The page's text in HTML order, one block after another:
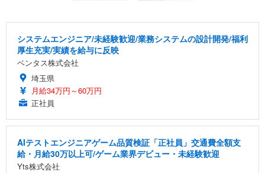
システムエンジニア/未経験歓迎/業務システムの設計開発/福利
厚生充実/実績を給与に反映
ベンタス株式会社
埼玉県
月給34万円～60万円
正社員
AIテストエンジニアゲーム品質検証「正社員」交通費全額支
給・月給30万以上可/ゲーム業界デビュー・未経験歓迎
Yts株式会社